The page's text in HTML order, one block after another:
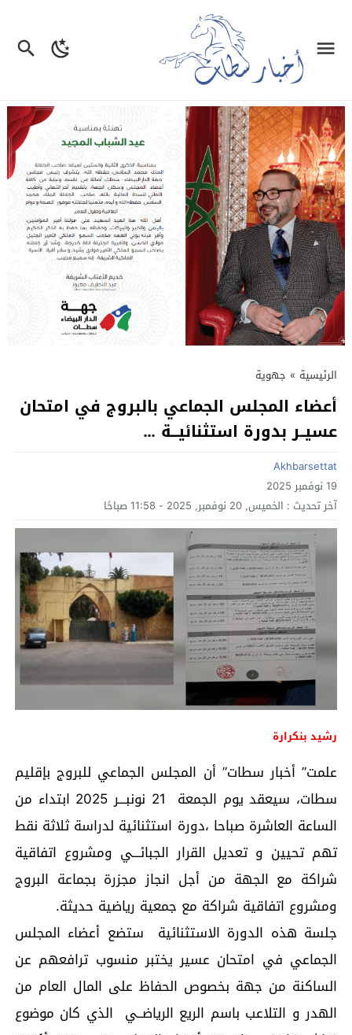
الرئيسية » جهوية
أعضاء المجلس الجماعي بالبروج في امتحان
عسيــر بدورة استثنائيـــة …
Akhbarsettat
19 نوفمبر 2025
آخر تحديث : الخميس, 20 نوفمبر, 2025 - 11:58 صباحًا
رشيد بنكرارة
علمت” أخبار سطات” أن المجلس الجماعي للبروج بإقليم
سطات، سيعقد يوم الجمعة 21 نونبـــر 2025 ابتداء من
الساعة العاشرة صباحا ،دورة استثنائية لدراسة ثلاثة نقط
تهم تحيين و تعديل القرار الجبائـــي ومشروع اتفاقية
شراكة مع الجهة من أجل انجاز مجزرة بجماعة البروج
ومشروع اتفاقية شراكة مع جمعية رياضية حديثة.
جلسة هذه الدورة الاستثنائية ستضع أعضاء المجلس
الجماعي في امتحان عسير يختبر منسوب ترافعهم عن
الساكنة من جهة بخصوص الحفاظ على المال العام من
الهدر و التلاعب باسم الريع الرياضــي الذي كان موضوع